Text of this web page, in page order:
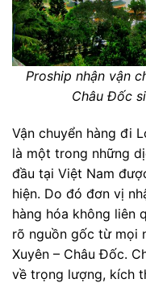
Proship nhận vận
Châu Đốc
Vận chuyển hàng đi
là một trong những
đầu tại Việt Nam
hiện. Do đó đơn vị
hàng hóa không liên
rõ nguồn gốc từ mọi
Xuyên – Châu Đốc.
về trọng lượng, kích